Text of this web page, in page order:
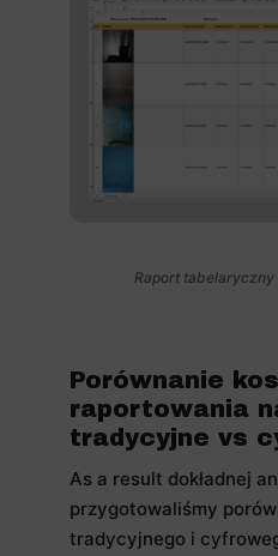
Raport tabelaryczny
Porównanie
raportowania
tradycyjne vs
As a result dokładnej
przygotowaliśmy
tradycyjnego i